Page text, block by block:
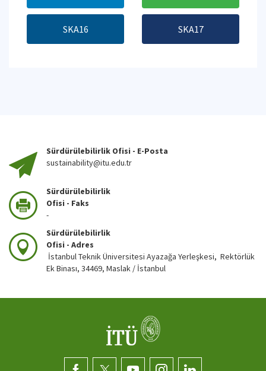
SKA16 SKA17
Sürdürülebilirlik Ofisi - E-Posta
sustainability@itu.edu.tr
Sürdürülebilirlik
Ofisi - Faks
-
Sürdürülebilirlik
Ofisi - Adres
İstanbul Teknik Üniversitesi Ayazağa Yerleşkesi, Rektörlük
Ek Binası, 34469, Maslak / İstanbul